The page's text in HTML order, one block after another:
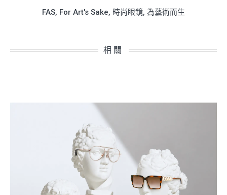
FAS, For Art's Sake, 時尚眼鏡, 為藝術而生
相關